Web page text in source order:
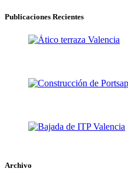
Publicaciones Recientes
Archivo